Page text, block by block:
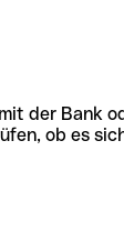
der
ob es